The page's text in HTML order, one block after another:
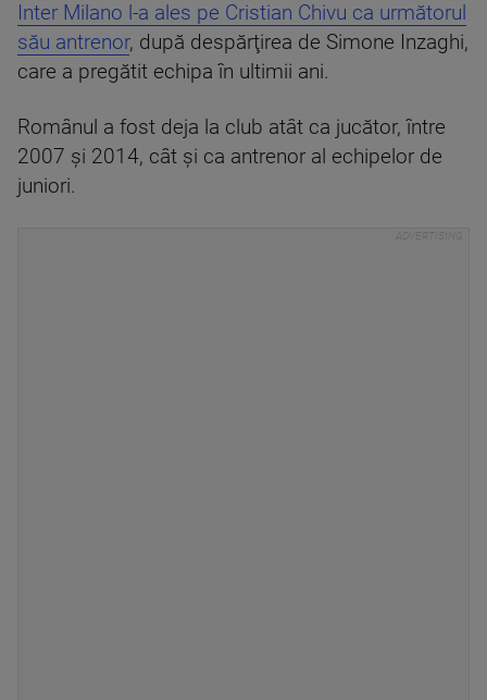
Inter Milano l-a ales pe Cristian Chivu ca următorul
său antrenor, după despărţirea de Simone Inzaghi,
care a pregătit echipa în ultimii ani.
Românul a fost deja la club atât ca jucător, între
2007 şi 2014, cât şi ca antrenor al echipelor de
juniori.